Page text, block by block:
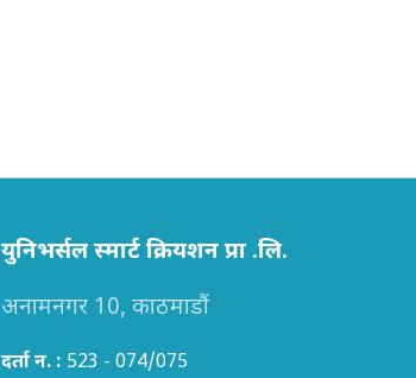
युनिभर्सल स्मार्ट क्रियशन प्रा .लि.
अनामनगर 10, काठमाडौं
दर्ता न. : 523 - 074/075